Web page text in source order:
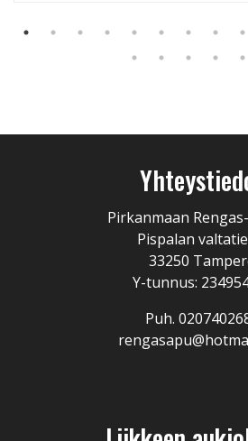
Pirkanmaan
Pispalan
33250
Y-tunnus:
Puh.